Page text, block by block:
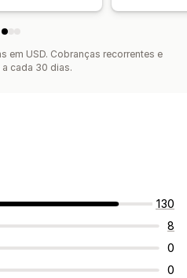
em USD. Cobranças recorrentes e
cada 30 dias.
130
8
0
0